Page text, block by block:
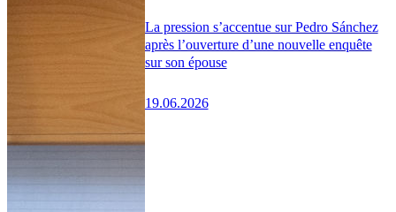
La pression s’accentue sur Pedro Sánchez
après l’ouverture d’une nouvelle enquête
sur son épouse
19.06.2026